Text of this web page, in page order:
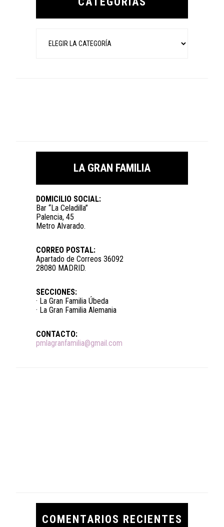
LA GRAN FAMILIA
DOMICILIO SOCIAL:
Bar “La Celadilla”
Palencia, 45
Metro Alvarado.
CORREO POSTAL:
Apartado de Correos 36092
28080 MADRID.
SECCIONES:
· La Gran Familia Úbeda
· La Gran Familia Alemania
CONTACTO:
pmlagranfamilia@gmail.com
COMENTARIOS RECIENTES